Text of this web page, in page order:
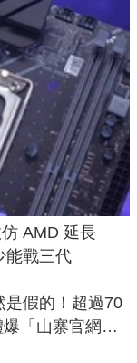
AMD 延長
能戰三代
是假的！超過70
「山寨官網」